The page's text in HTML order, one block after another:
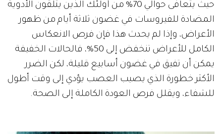
حيث يتعافى حوالي 70% من أولئك الذين يتلقون الأدوية
المضادة للفيروسات في غضون ثلاثة أيام من ظهور
الأعراض، وإذا لم يحدث هذا فإن فرص الانعكاس
الكامل للأعراض تنخفض إلى 50%، فالحالات الخفيفة
يمكن أن تفيق في غضون أسابيع قليلة، لكن الضرر
الأكثر خطورة الذي يصيب العصب يؤدي إلى وقت أطول
للشفاء، ويقلل فرص العودة الكاملة إلى الصحة.